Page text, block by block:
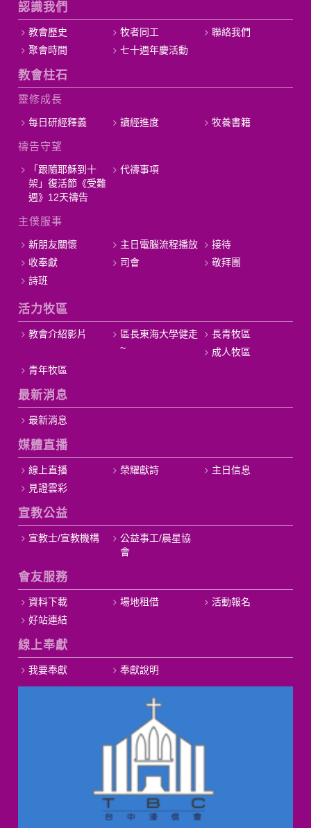
認識我們
教會歷史 牧者同工
聯絡我們
聚會時間
七十週年慶活動
教會柱石
靈修成長
每日研經釋義 讀經進度 牧養書籍
禱告守望
「跟隨耶穌到十
架」復活節《受難
週》12天禱告
代禱事項
主僕服事
新朋友關懷 主日電腦流程播放
接待
收奉獻
司會
敬拜團
詩班
活力牧區
教會介紹影片
區長東海大學健走
~
長青牧區
成人牧區
青年牧區
最新消息
最新消息
媒體直播
線上直播 榮耀獻詩
主日信息
見證雲彩
宣教公益
宣教士/宣教機構
公益事工/晨星協
會
會友服務
資料下載 場地租借
活動報名
好站連結
線上奉獻
我要奉獻 奉獻說明